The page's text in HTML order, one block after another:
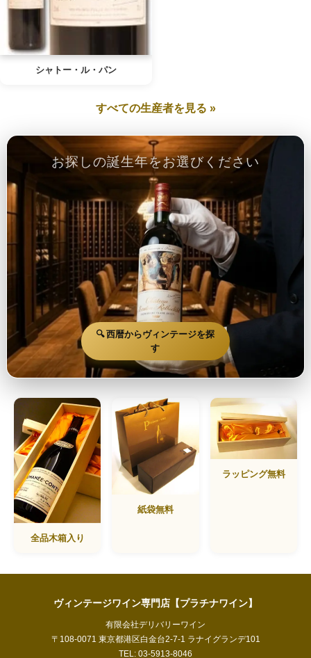
シャトー・ル・パン
すべての生産者を見る »
お探しの誕生年をお選びください
🔍 西暦からヴィンテージを探
す
全品木箱入り
紙袋無料
ラッピング無料
ヴィンテージワイン専門店【プラチナワイン】
有限会社デリバリーワイン
〒108-0071 東京都港区白金台2-7-1 ラナイグランデ101
TEL: 03-5913-8046